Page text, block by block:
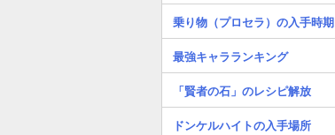
乗り物（プロセラ）の入手時期
最強キャラランキング
「賢者の石」のレシピ解放
ドンケルハイトの入手場所